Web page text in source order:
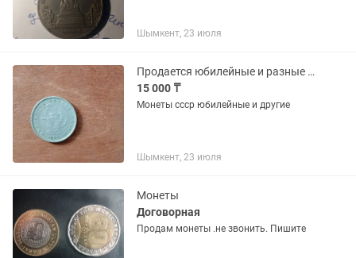
Шымкент, 23 июля
Продается юбилейные и разные монеты уступка есть 1или 2
15 000 ₸
Монеты ссср юбилейные и другие
Шымкент, 23 июля
Монеты
Договорная
Продам монеты .не звонить. Пишите